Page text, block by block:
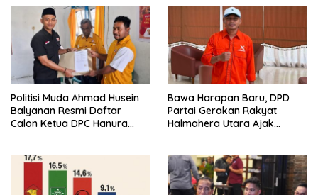
Politisi Muda Ahmad Husein
Balyanan Resmi Daftar
Calon Ketua DPC Hanura
Bawa Harapan Baru, DPD
Partai Gerakan Rakyat
Halmahera Utara Ajak